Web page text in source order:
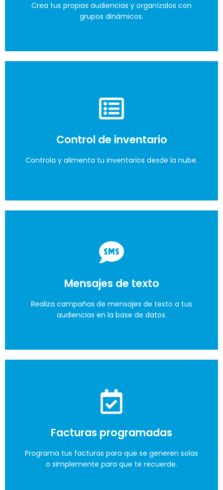
Crea tus propias audiencias y organízalos con
grupos dinámicos.
Control de inventario
Controla y alimenta tu inventarios desde la nube.
Lo quiero
Mensajes de texto
Realiza campañas de mensajes de texto a tus
audiencias en la base de datos.
Mensajes de texto
audiencias en la base de datos.
Facturas programadas
Programa tus facturas para que se generen solas
o simplemente para que te recuerde.
Flujo de caja
Revisa el flujo de caja según tus facturas y tus
egresos programados.
Lo quiero
Lo quiero